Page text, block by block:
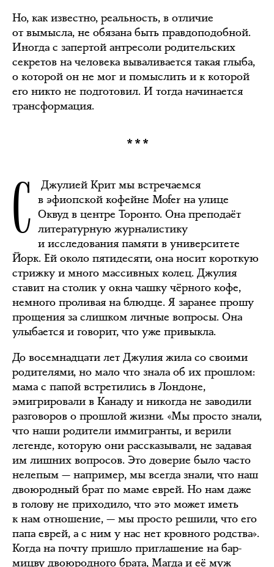
Но, как известно, реальность, в отличие
от вымысла, не обязана быть правдоподобной.
Иногда с запертой антресоли родительских
секретов на человека вываливается такая глыба,
о которой он не мог и помыслить и к которой
его никто не подготовил. И тогда начинается
трансформация.
***
С
Джулией Крит мы встречаемся
в эфиопской кофейне Mofer на улице
Оквуд в центре Торонто. Она преподаёт
литературную журналистику
и исследования памяти в университете
Йорк. Ей около пятидесяти, она носит короткую
стрижку и много массивных колец. Джулия
ставит на столик у окна чашку чёрного кофе,
немного проливая на блюдце. Я заранее прошу
прощения за слишком личные вопросы. Она
улыбается и говорит, что уже привыкла.
До восемнадцати лет Джулия жила со своими
родителями, но мало что знала об их прошлом:
мама с папой встретились в Лондоне,
эмигрировали в Канаду и никогда не заводили
разговоров о прошлой жизни. «Мы просто знали,
что наши родители иммигранты, и верили
легенде, которую они рассказывали, не задавая
им лишних вопросов. Это доверие было часто
нелепым — например, мы всегда знали, что наш
двоюродный брат по маме еврей. Но нам даже
в голову не приходило, что это может иметь
к нам отношение, — мы просто решили, что его
папа еврей, а с ним у нас нет кровного родства».
Когда на почту пришло приглашение на бар-
мицву двоюродного брата, Магда и её муж